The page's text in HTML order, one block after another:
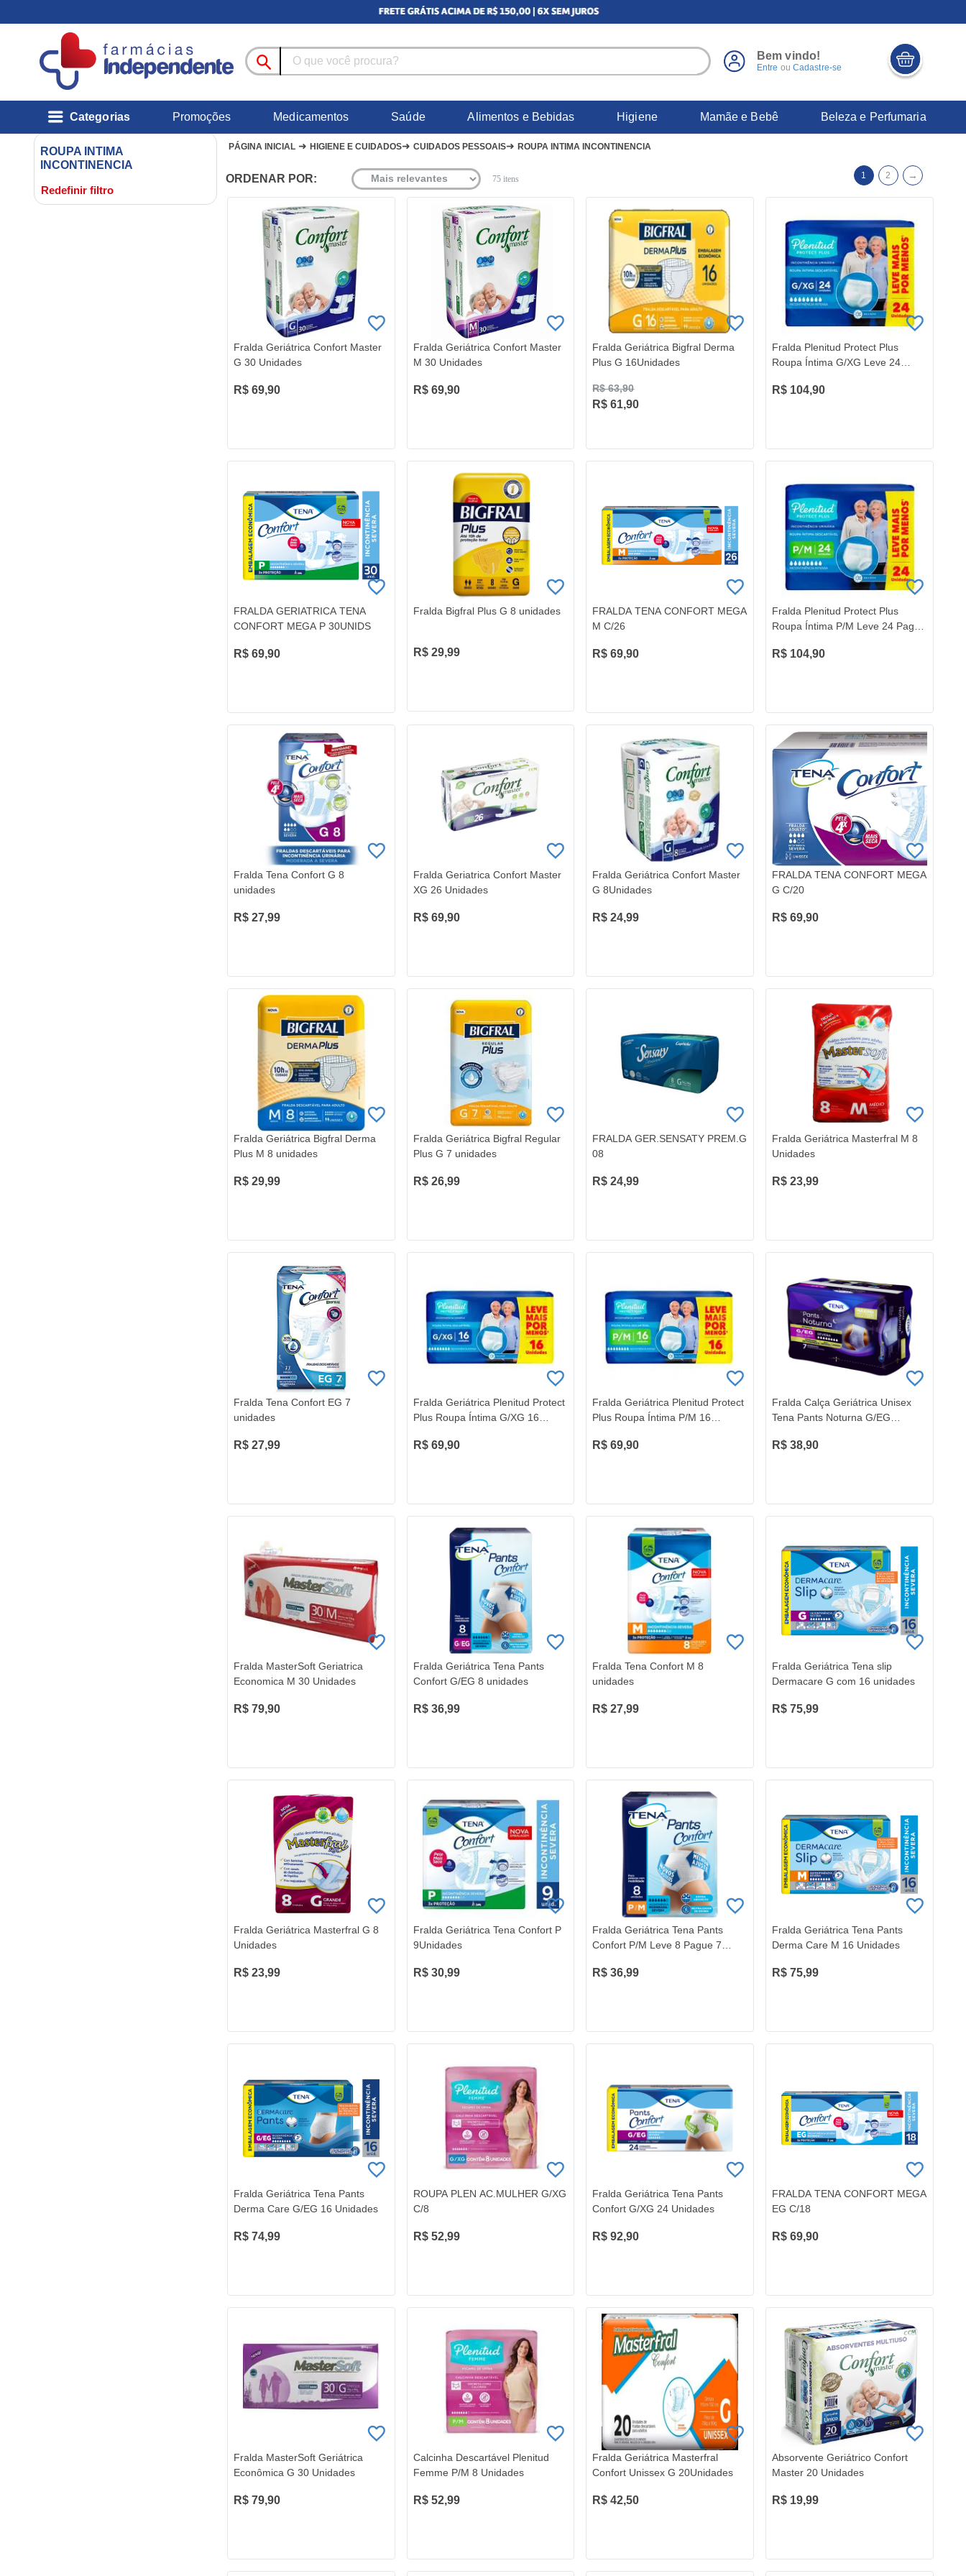
Bem vindo!
Entre ou Cadastre-se
Categorias Promoções Medicamentos Saúde Alimentos e Bebidas Higiene Mamãe e Bebê Beleza e Perfumaria
ROUPA INTIMA
INCONTINENCIA
Redefinir filtro
PÁGINA INICIAL ➜ HIGIENE E CUIDADOS➜ CUIDADOS PESSOAIS➜ ROUPA INTIMA INCONTINENCIA
ORDENAR POR: 75itens 1 2 →
Fralda Geriátrica Confort Master
G 30 Unidades
R$ 69,90
Fralda Geriátrica Confort Master
M 30 Unidades
R$ 69,90
Fralda Geriátrica Bigfral Derma
Plus G 16Unidades
R$ 63,90
R$ 61,90
Fralda Plenitud Protect Plus
Roupa Íntima G/XG Leve 24
R$ 104,90
FRALDA GERIATRICA TENA
CONFORT MEGA P 30UNIDS
R$ 69,90
Fralda Bigfral Plus G 8 unidades
R$ 29,99
FRALDA TENA CONFORT MEGA
M C/26
R$ 69,90
Fralda Plenitud Protect Plus
Roupa Íntima P/M Leve 24 Pague
R$ 104,90
Fralda Tena Confort G 8
unidades
R$ 27,99
Fralda Geriatrica Confort Master
XG 26 Unidades
R$ 69,90
Fralda Geriátrica Confort Master
G 8Unidades
R$ 24,99
FRALDA TENA CONFORT MEGA
G C/20
R$ 69,90
Fralda Geriátrica Bigfral Derma
Plus M 8 unidades
R$ 29,99
Fralda Geriátrica Bigfral Regular
Plus G 7 unidades
R$ 26,99
FRALDA GER.SENSATY PREM.G
08
R$ 24,99
Fralda Geriátrica Masterfral M 8
Unidades
R$ 23,99
Fralda Tena Confort EG 7
unidades
R$ 27,99
Fralda Geriátrica Plenitud Protect
Plus Roupa Íntima G/XG 16
R$ 69,90
Fralda Geriátrica Plenitud Protect
Plus Roupa Íntima P/M 16
R$ 69,90
Fralda Calça Geriátrica Unisex
Tena Pants Noturna G/EG
R$ 38,90
Fralda MasterSoft Geriatrica
Economica M 30 Unidades
R$ 79,90
Fralda Geriátrica Tena Pants
Confort G/EG 8 unidades
R$ 36,99
Fralda Tena Confort M 8
unidades
R$ 27,99
Fralda Geriátrica Tena slip
Dermacare G com 16 unidades
R$ 75,99
Fralda Geriátrica Masterfral G 8
Unidades
R$ 23,99
Fralda Geriátrica Tena Confort P
9Unidades
R$ 30,99
Fralda Geriátrica Tena Pants
Confort P/M Leve 8 Pague 7
R$ 36,99
Fralda Geriátrica Tena Pants
Derma Care M 16 Unidades
R$ 75,99
Fralda Geriátrica Tena Pants
Derma Care G/EG 16 Unidades
R$ 74,99
ROUPA PLEN AC.MULHER G/XG
C/8
R$ 52,99
Fralda Geriátrica Tena Pants
Confort G/XG 24 Unidades
R$ 92,90
FRALDA TENA CONFORT MEGA
EG C/18
R$ 69,90
Fralda MasterSoft Geriátrica
Econômica G 30 Unidades
R$ 79,90
Calcinha Descartável Plenitud
Femme P/M 8 Unidades
R$ 52,99
Fralda Geriátrica Masterfral
Confort Unissex G 20Unidades
R$ 42,50
Absorvente Geriátrico Confort
Master 20 Unidades
R$ 19,99